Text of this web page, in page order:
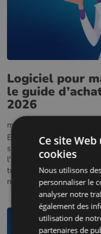
Logiciel pour
le guide
2026
mai 21, 2026
Entrez dans n'importe
samedi matin.
l'arrière. À l'avant, un
trouver la monture qu'un
nouveau — mais celle-ci
Ce site
cookies
Nous utilisons
personnaliser le
analyser notre
également des
utilisation de
partenaires de